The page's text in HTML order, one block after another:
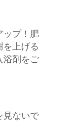
ップ！肥
を上げる
浴剤をご
見ないで